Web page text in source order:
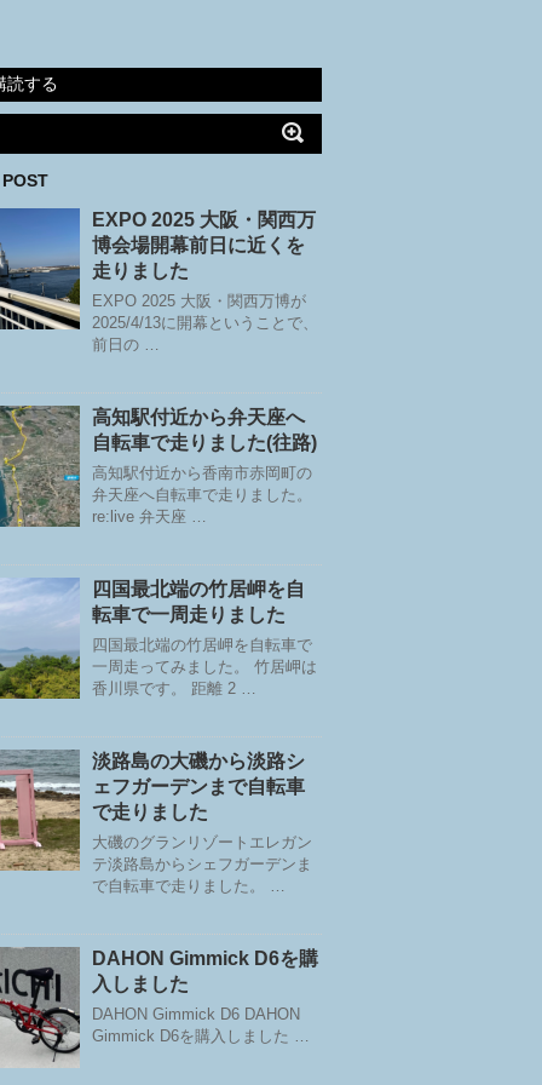
読する
EXPO 2025 大阪・関西万
博会場開幕前日に近くを
走りました
EXPO 2025 大阪・関西万博が
2025/4/13に開幕ということで、
前日の …
高知駅付近から弁天座へ
自転車で走りました(往路)
高知駅付近から香南市赤岡町の
弁天座へ自転車で走りました。
re:live 弁天座 …
四国最北端の竹居岬を自
転車で一周走りました
四国最北端の竹居岬を自転車で
一周走ってみました。 竹居岬は
香川県です。 距離 2 …
淡路島の大磯から淡路シ
ェフガーデンまで自転車
で走りました
大磯のグランリゾートエレガン
テ淡路島からシェフガーデンま
で自転車で走りました。 …
DAHON Gimmick D6を購
入しました
DAHON Gimmick D6 DAHON
Gimmick D6を購入しました …